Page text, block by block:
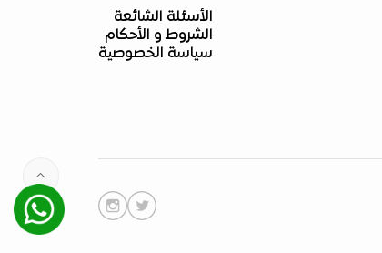
Whatsapp
الأسئلة الشائعة
الشروط و الأحكام
سياسة الخصوصية